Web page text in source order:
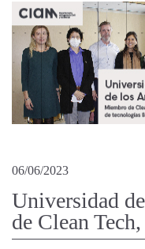
06/06/2023
Universidad
de Clean